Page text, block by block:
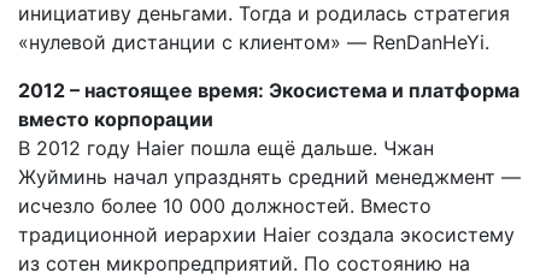
инициативу деньгами. Тогда и родилась стратегия
«нулевой дистанции с клиентом» — RenDanHeYi.
2012 – настоящее время: Экосистема и платформа
вместо корпорации
В 2012 году Haier пошла ещё дальше. Чжан
Жуйминь начал упразднять средний менеджмент —
исчезло более 10 000 должностей. Вместо
традиционной иерархии Haier создала экосистему
из сотен микропредприятий. По состоянию на